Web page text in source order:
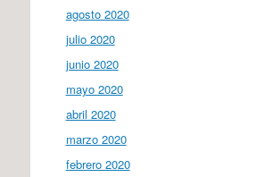
agosto 2020
julio 2020
junio 2020
mayo 2020
abril 2020
marzo 2020
febrero 2020